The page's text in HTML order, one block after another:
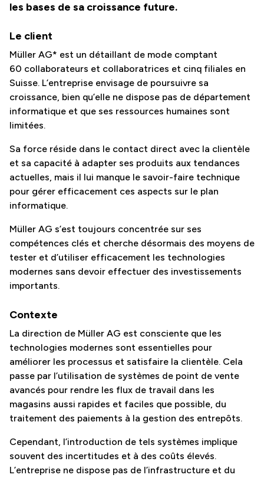
les bases de sa croissance future.
Le client
Müller AG* est un détaillant de mode comptant
60 collaborateurs et collaboratrices et cinq filiales en
Suisse. L’entreprise envisage de poursuivre sa
croissance, bien qu’elle ne dispose pas de département
informatique et que ses ressources humaines sont
limitées.
Sa force réside dans le contact direct avec la clientèle
et sa capacité à adapter ses produits aux tendances
actuelles, mais il lui manque le savoir-faire technique
pour gérer efficacement ces aspects sur le plan
informatique.
Müller AG s’est toujours concentrée sur ses
compétences clés et cherche désormais des moyens de
tester et d’utiliser efficacement les technologies
modernes sans devoir effectuer des investissements
importants.
Contexte
La direction de Müller AG est consciente que les
technologies modernes sont essentielles pour
améliorer les processus et satisfaire la clientèle. Cela
passe par l’utilisation de systèmes de point de vente
avancés pour rendre les flux de travail dans les
magasins aussi rapides et faciles que possible, du
traitement des paiements à la gestion des entrepôts.
Cependant, l’introduction de tels systèmes implique
souvent des incertitudes et à des coûts élevés.
L’entreprise ne dispose pas de l’infrastructure et du